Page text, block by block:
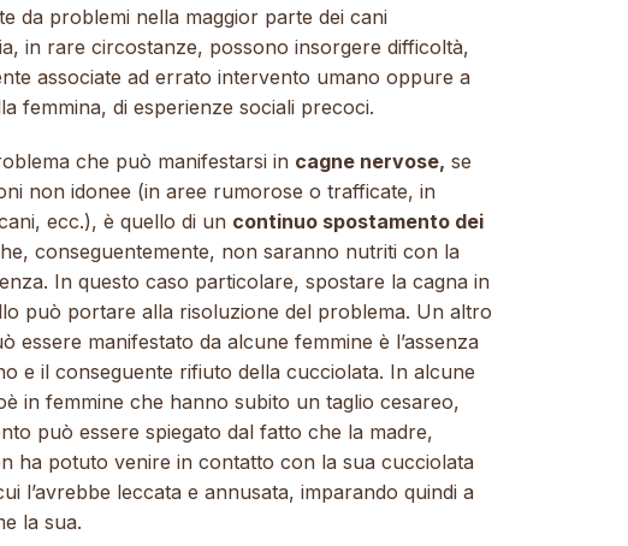
da problemi nella maggior parte dei cani
in rare circostanze, possono insorgere difficoltà,
associate ad errato intervento umano oppure a
femmina, di esperienze sociali precoci.
che può manifestarsi in cagne nervose, se
non idonee (in aree rumorose o trafficate, in
ecc.), è quello di un continuo spostamento dei
conseguentemente, non saranno nutriti con la
In questo caso particolare, spostare la cagna in
può portare alla risoluzione del problema. Un altro
essere manifestato da alcune femmine è l’assenza
e il conseguente rifiuto della cucciolata. In alcune
in femmine che hanno subito un taglio cesareo,
può essere spiegato dal fatto che la madre,
ha potuto venire in contatto con la sua cucciolata
l’avrebbe leccata e annusata, imparando quindi a
la sua.